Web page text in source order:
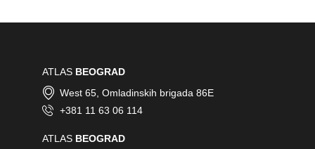
ATLAS BEOGRAD
West 65, Omladinskih brigada 86E
+381 11 63 06 114
ATLAS BEOGRAD